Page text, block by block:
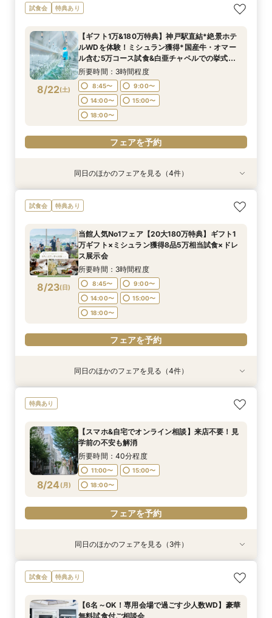
8/21(金)
【スマホ&自宅でオンライン相談】来店不要！見
学前の不安も解消
11:00〜
15:00〜
18:00〜
フェアを予約
試食会 特典あり
8/22(土)
【ギフト1万&180万特典】神戸駅直結*絶景ホテ
ルWDを体験！ミシュラン獲得*国産牛・オマー
ル含む5万コース試食&白亜チャペルでの挙式体
験
所要時間：3時間程度
8:45〜
9:00〜
14:00〜
15:00〜
18:00〜
フェアを予約
特典あり
8/22(土)
【和婚希望＆和も洋もご検討されている方】挙式
体験×コース試食
8:45〜
9:00〜
14:00〜
18:00〜
フェアを予約
特典あり
8/22(土)
【マイナビ限定少人数プラン】6～40名様までの
アットホームなパーティーをお考えのおふたりに
見学＆豪華試食堪能フェア
所要時間：3時間程度
8:45〜
14:00〜
15:00〜
18:00〜
フェアを予約
8/22(土)
【スマホ&自宅でオンライン相談】来店不要！見
学前の不安も解消
11:00〜
15:00〜
18:00〜
フェアを予約
特典あり
8/22(土)
【60分クイック相談】初めてでも安心◎会場内
覧&相談会
9:30〜
12:00〜
14:00〜
18:00〜
フェアを予約
同日のほかのフェアを見る（4件）
試食会 特典あり
8/23(日)
当館人気No1フェア【20大180万特典】ギフト1
万ギフト×ミシュラン獲得8品5万相当試食×ドレ
ス展示会
所要時間：3時間程度
8:45〜
9:00〜
14:00〜
15:00〜
18:00〜
フェアを予約
特典あり
8/23(日)
【和婚希望＆和も洋もご検討されている方】挙式
8:45〜
9:00〜
14:00〜
15:00〜
18:00〜
特典あり
8/23(日)
【マイナビ限定少人数プラン】6～40名様までの
アットホームなパーティーをお考えのおふたりに
見学＆豪華試食堪能フェア
所要時間：3時間程度
14:00〜
15:00〜
18:00〜
フェアを予約
8/23(日)
【スマホ&自宅でオンライン相談】来店不要！見
11:00〜
15:00〜
18:00〜
フェアを予約
特典あり
8/23(日)
【60分クイック相談】初めてでも安心◎会場内
9:30〜
12:00〜
14:00〜
15:00〜
18:00〜
同日のほかのフェアを見る（4件）
特典あり
8/24 (月)
【スマホ&自宅でオンライン相談】来店不要！見
学前の不安も解消
所要時間：40分程度
11:00〜
15:00〜
18:00〜
フェアを予約
特典あり
～マイナビ限定：6名からOKの特別プランのご案
内～【料理重視の方必見】特選牛・オマール8品
然光溢れる少人数専用会場見学＆豪華試食堪能
所要時間：3時間程度
特典あり
【和婚希望＆和も洋もご検討されている方】挙式
体験×コース試食
11:00〜 15:00〜
特典あり
【6名～OK！専用会場で過ごす少人数WD】豪華
無料試食付ご相談会
11:00〜 15:00〜
同日のほかのフェアを見る（3件）
試食会 特典あり
【6名～OK！専用会場で過ごす少人数WD】豪華
無料試食付ご相談会